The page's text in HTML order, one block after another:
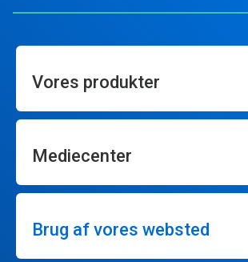
Vores produkter
Mediecenter
Brug af vores websted